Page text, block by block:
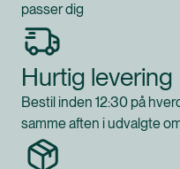
passer dig
Hurtig levering
Bestil inden 12:30 på
samme aften i udvalgte